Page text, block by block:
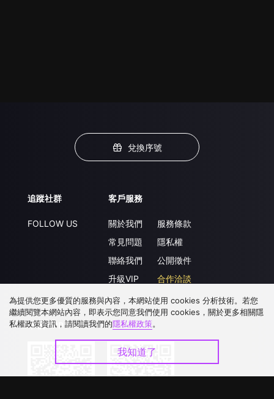
兌換序號
追蹤社群
FOLLOW US
客戶服務
關於我們
常見問題
聯絡我們
升級VIP
服務條款
隱私權
公開徵件
合作洽談
下載 APP
為提供您更多優質的服務與內容，本網站使用 cookies 分析技術。若您
繼續閱覽本網站內容，即表示您同意我們使用 cookies，關於更多相關隱
私權政策資訊，請閱讀我們的隱私權政策。
我知道了